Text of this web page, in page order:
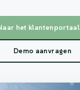
het klantenportaal
Demo aanvragen